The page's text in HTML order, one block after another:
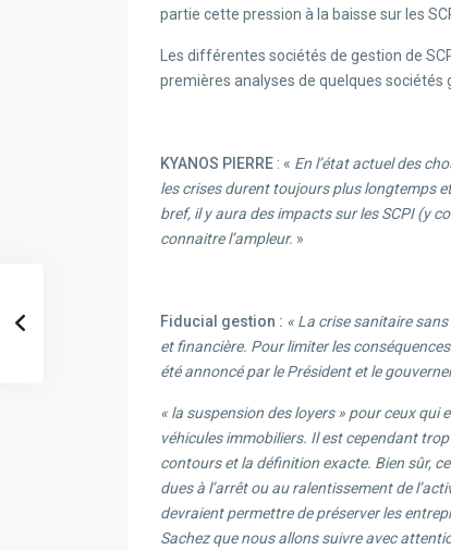
partie cette pression à la baisse sur les
Les différentes sociétés de gestion de
premières analyses de quelques sociétés
KYANOS PIERRE : « En l’état actuel des
les crises durent toujours plus longtemps
bref, il y aura des impacts sur les SCPI (y
connaitre l’ampleur. »
Fiducial gestion : « La crise sanitaire
et financière. Pour limiter les
été annoncé par le Président et le
« la suspension des loyers » pour ceux
véhicules immobiliers. Il est cependant
contours et la définition exacte. Bien sûr,
dues à l’arrêt ou au ralentissement de
devraient permettre de préserver les
Sachez que nous allons suivre avec